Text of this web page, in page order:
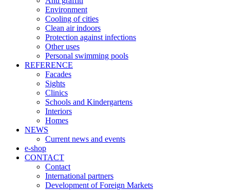
Environment
Cooling of cities
Clean air indoors
Protection against infections
Other uses
Personal swimming pools
REFERENCE
Facades
Sights
Clinics
Schools and Kindergartens
Interiors
Homes
NEWS
Current news and events
e-shop
CONTACT
Contact
International partners
Development of Foreign Markets